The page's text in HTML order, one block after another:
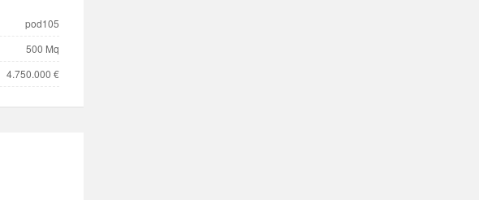
pod105
500 Mq
4.750.000 €